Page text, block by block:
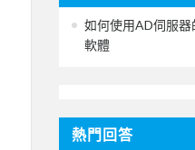
如何使用AD伺服
軟體
熱門回答